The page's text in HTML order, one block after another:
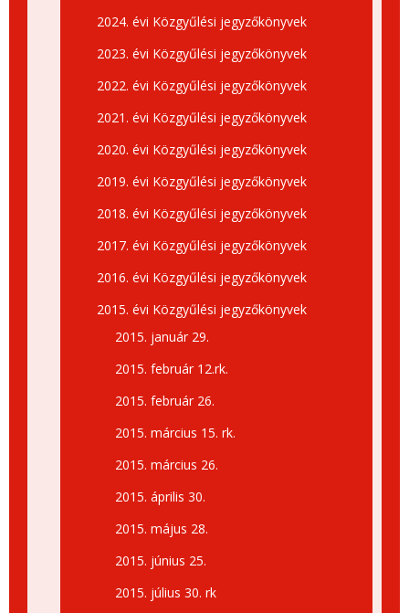
2024. évi Közgyűlési jegyzőkönyvek
2023. évi Közgyűlési jegyzőkönyvek
2022. évi Közgyűlési jegyzőkönyvek
2021. évi Közgyűlési jegyzőkönyvek
2020. évi Közgyűlési jegyzőkönyvek
2019. évi Közgyűlési jegyzőkönyvek
2018. évi Közgyűlési jegyzőkönyvek
2017. évi Közgyűlési jegyzőkönyvek
2016. évi Közgyűlési jegyzőkönyvek
2015. évi Közgyűlési jegyzőkönyvek
2015. január 29.
2015. február 12.rk.
2015. február 26.
2015. március 15. rk.
2015. március 26.
2015. április 30.
2015. május 28.
2015. június 25.
2015. július 30. rk